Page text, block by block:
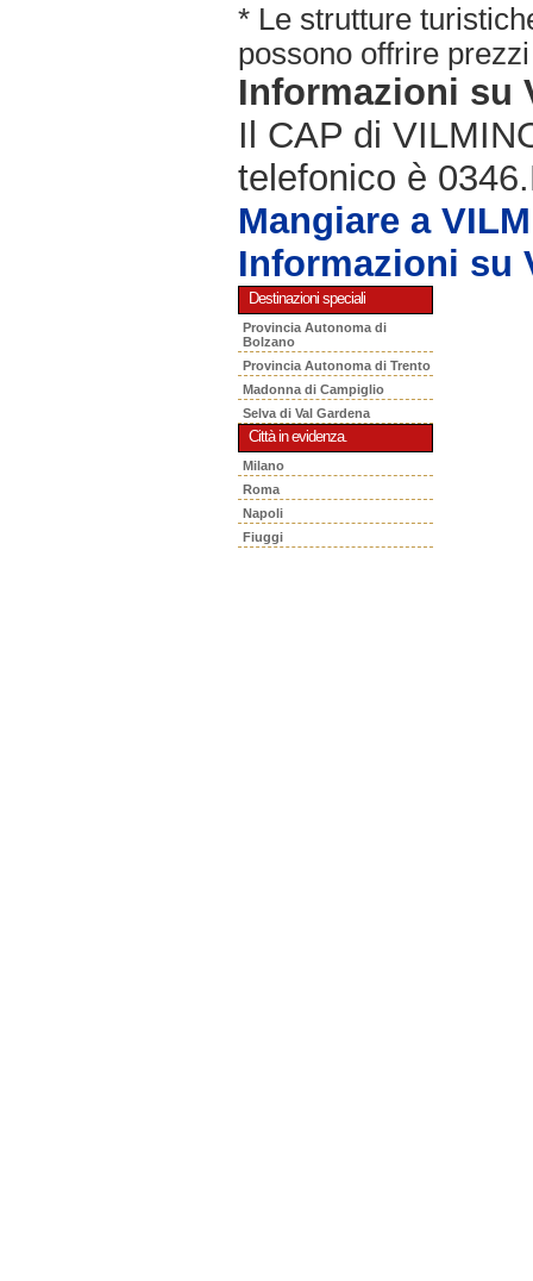
* Le strutture
possono offrire
Informazioni su
Il CAP di
telefonico è
Mangiare a
Informazioni su
Destinazioni speciali
Provincia Autonoma di
Bolzano
Provincia Autonoma di Trento
Madonna di Campiglio
Selva di Val Gardena
Città in evidenza.
Milano
Roma
Napoli
Fiuggi